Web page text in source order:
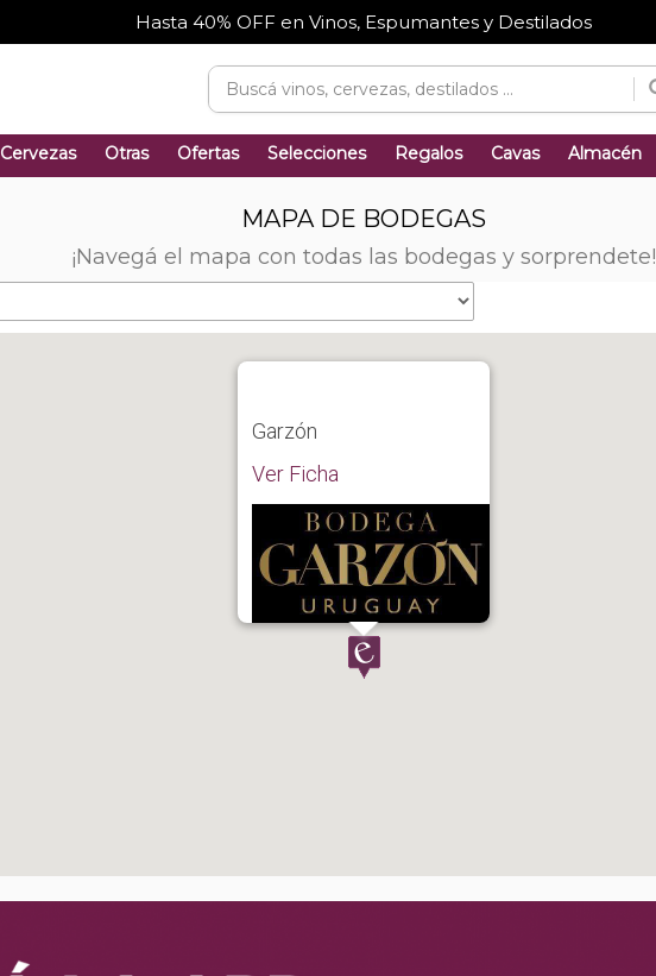
Hasta 40% OFF en Vinos, Espumantes y Destilados
Cervezas Otras Ofertas Selecciones Regalos Cavas Almacén
MAPA DE BODEGAS
¡Navegá el mapa con todas las bodegas y sorprendete!
Garzón
Ver Ficha